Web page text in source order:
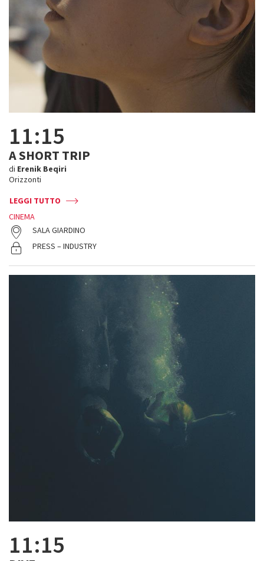
11:15
A SHORT TRIP
di Erenik Beqiri
Orizzonti
LEGGI TUTTO
CINEMA
SALA GIARDINO
PRESS – INDUSTRY
11:15